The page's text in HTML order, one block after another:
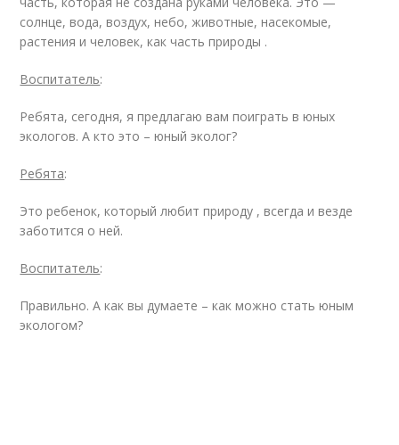
солнце, вода, воздух, небо, животные, насекомые,
растения и человек, как часть природы .
Воспитатель:
Ребята, сегодня, я предлагаю вам поиграть в юных
экологов. А кто это – юный эколог?
Ребята:
Это ребенок, который любит природу , всегда и везде
заботится о ней.
Воспитатель:
Правильно. А как вы думаете – как можно стать юным
экологом?